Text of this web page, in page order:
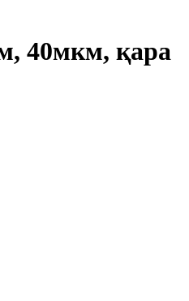
40мкм, қара